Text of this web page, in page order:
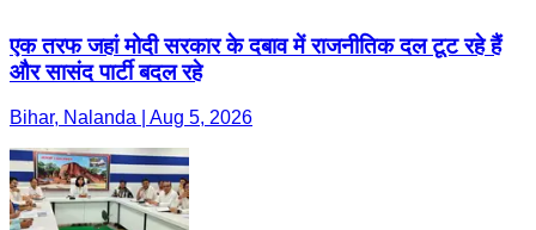
एक तरफ जहां मोदी सरकार के दबाव में राजनीतिक दल टूट रहे हैं
और सासंद पार्टी बदल रहे
Bihar, Nalanda | Aug 5, 2026